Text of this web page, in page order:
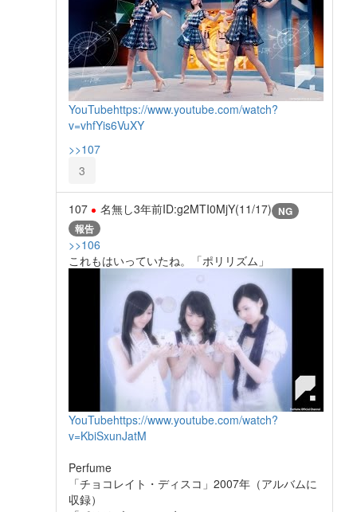
YouTubehttps://www.youtube.com/watch?
v=vhfYis6VuXY
>>107
3
107 名無し3年前ID:g2MTI0MjY(11/17) NG
報告
>>106
これもはいっていたね。「ポリリズム」
YouTubehttps://www.youtube.com/watch?
v=KbiSxunJatM
Perfume
「チョコレイト・ディスコ」2007年（アルバムに
収録）